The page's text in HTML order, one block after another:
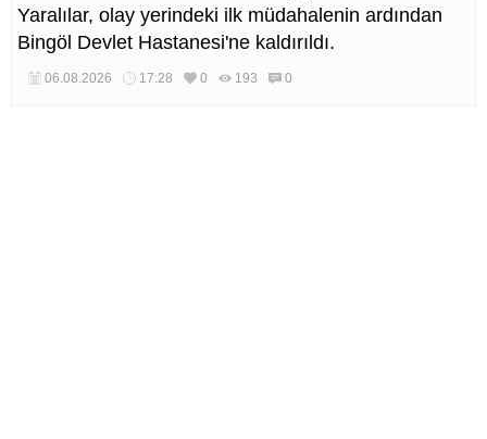
Yaralılar, olay yerindeki ilk müdahalenin ardından
Bingöl Devlet Hastanesi'ne kaldırıldı.
06.08.2026 17:28 0 193 0